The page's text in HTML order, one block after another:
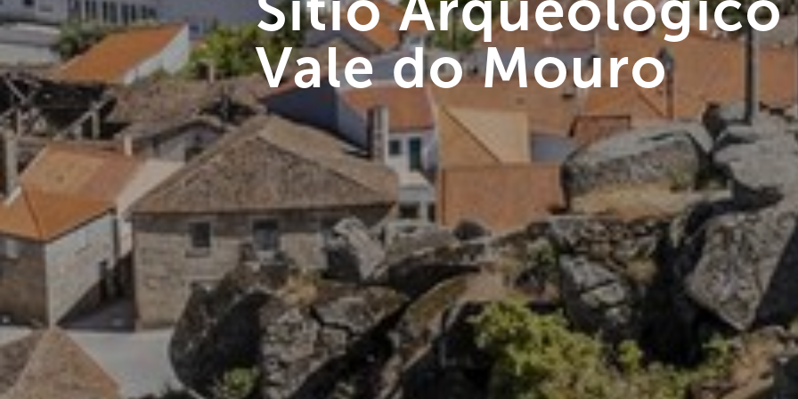
Vale do Mouro